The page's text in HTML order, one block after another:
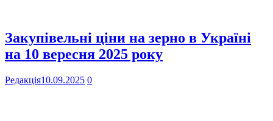
Закупівельні ціни на зерно в Україні
на 10 вересня 2025 року
Редакція10.09.2025 0